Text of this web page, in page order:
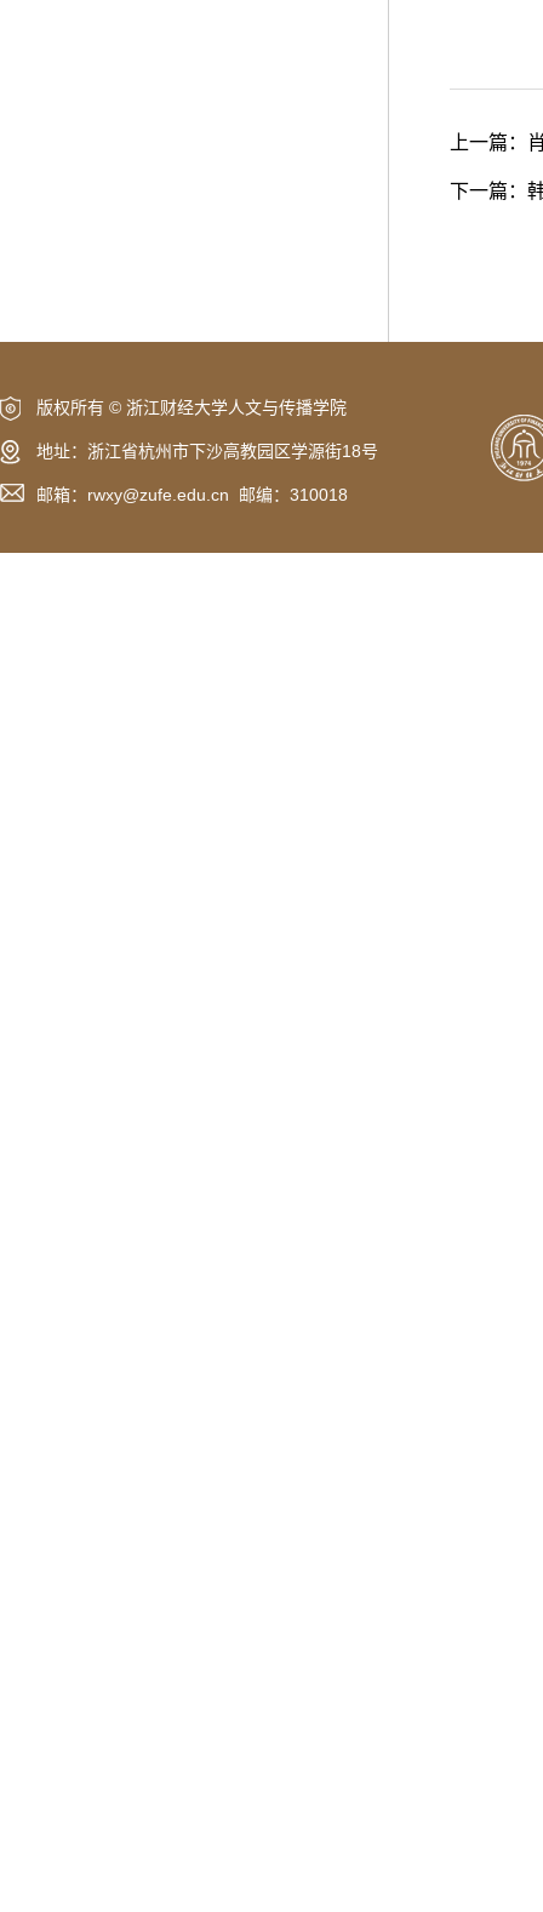
上一篇：
下一篇：
版权所有 © 浙江财经大学人文与传播学院
地址：浙江省杭州市下沙高教园区学源街18号
邮箱：rwxy@zufe.edu.cn 邮编：310018